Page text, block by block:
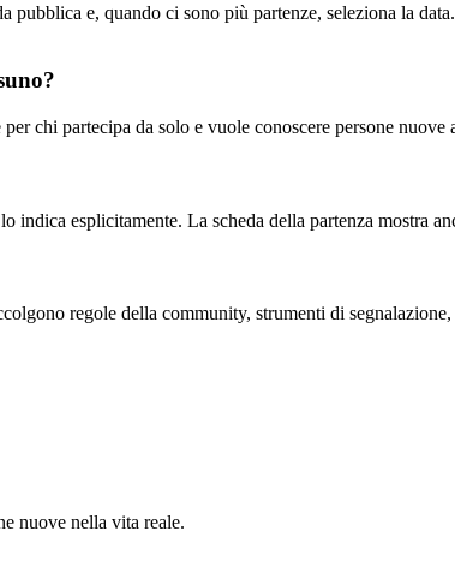
pubblica e, quando ci sono più partenze, seleziona la
chi partecipa da solo e vuole conoscere persone nuove
indica esplicitamente. La scheda della partenza mostra
regole della community, strumenti di
nuove nella vita reale.